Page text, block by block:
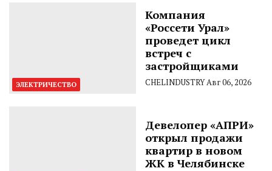
ЭЛЕКТРИЧЕСТВО
Компания
«Россети Урал»
проведет цикл
встреч с
застройщиками
CHELINDUSTRYАвг 06, 2026
Девелопер «АПРИ»
открыл продажи
квартир в новом
ЖК в Челябинске